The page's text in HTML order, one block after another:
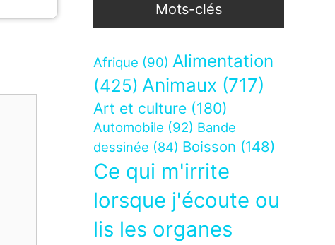
Mots-clés
Afrique (90) Alimentation
(425) Animaux (717)
Art et culture (180)
Automobile (92) Bande
dessinée (84) Boisson (148)
Ce qui m'irrite
lorsque j'écoute ou
lis les organes